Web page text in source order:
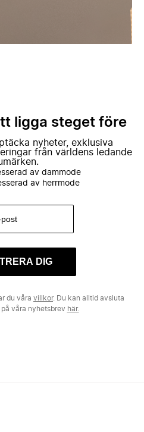
ligga steget före
nyheter, exklusiva
från världens ledande
av dammode
av herrmode
DIG
du våra villkor. Du kan alltid avsluta
våra nyhetsbrev här.